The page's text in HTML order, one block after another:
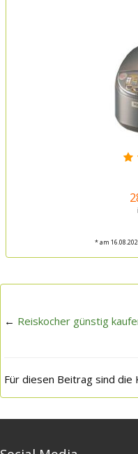
* am
← Reiskocher günstig
Für diesen Beitrag sind die